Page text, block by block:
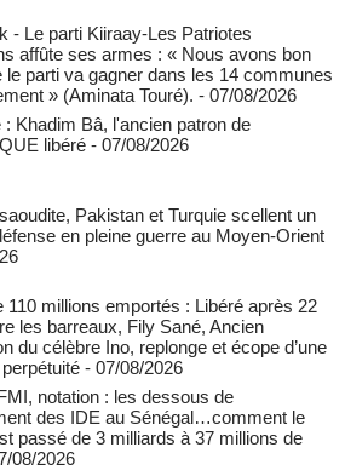
- Le parti Kiiraay-Les Patriotes
affûte ses armes : « Nous avons bon
le parti va gagner dans les 14 communes
» (Aminata Touré). - 07/08/2026
: Khadim Bâ, l'ancien patron de
libéré - 07/08/2026
Pakistan et Turquie scellent un
en pleine guerre au Moyen-Orient
110 millions emportés : Libéré après 22
les barreaux, Fily Sané, Ancien
du célèbre Ino, replonge et écope d’une
- 07/08/2026
notation : les dessous de
des IDE au Sénégal…comment le
passé de 3 milliards à 37 millions de
08/2026